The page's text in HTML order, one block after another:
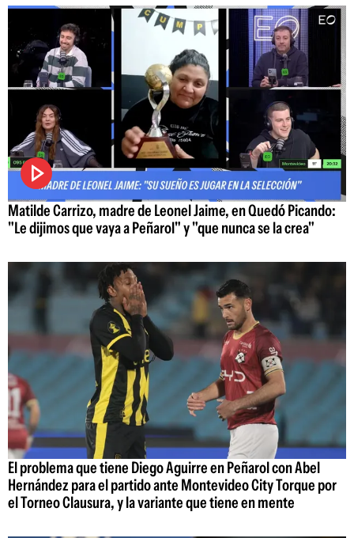
Matilde Carrizo, madre de Leonel Jaime, en Quedó Picando:
"Le dijimos que vaya a Peñarol" y "que nunca se la crea"
El problema que tiene Diego Aguirre en Peñarol con Abel
Hernández para el partido ante Montevideo City Torque por
el Torneo Clausura, y la variante que tiene en mente